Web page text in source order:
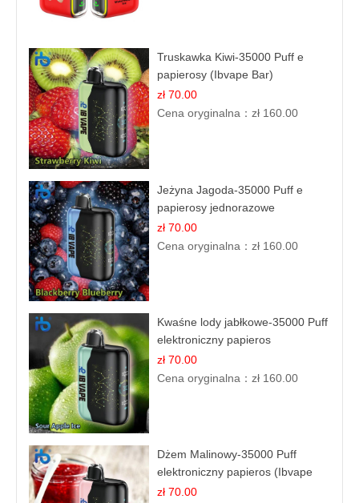
Truskawka Kiwi-35000 Puff e
papierosy (Ibvape Bar)
zł 70.00
Cena oryginalna：zł 160.00
Jeżyna Jagoda-35000 Puff e
papierosy jednorazowe
zł 70.00
Cena oryginalna：zł 160.00
Kwaśne lody jabłkowe-35000 Puff
elektroniczny papieros
zł 70.00
Cena oryginalna：zł 160.00
Dżem Malinowy-35000 Puff
elektroniczny papieros (Ibvape
Bar)
zł 70.00